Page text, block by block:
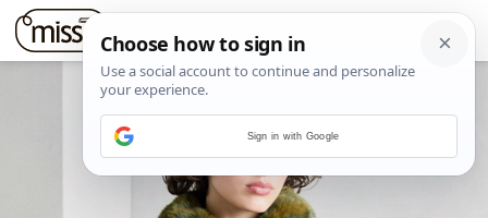
Sign in with Google